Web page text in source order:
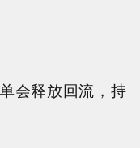
会释放回流，持